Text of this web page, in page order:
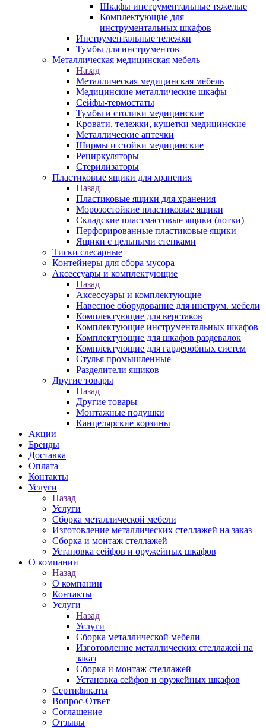
Шкафы инструментальные тяжелые
Комплектующие для
инструментальных шкафов
Инструментальные тележки
Тумбы для инструментов
Металлическая медицинская мебель
Назад
Металлическая медицинская мебель
Медицинские металлические шкафы
Сейфы-термостаты
Тумбы и столики медицинские
Кровати, тележки, кушетки медицинские
Металлические аптечки
Ширмы и стойки медицинские
Рециркуляторы
Стерилизаторы
Пластиковые ящики для хранения
Назад
Пластиковые ящики для хранения
Морозостойкие пластиковые ящики
Складские пластмассовые ящики (лотки)
Перфорированные пластиковые ящики
Ящики с цельными стенками
Тиски слесарные
Контейнеры для сбора мусора
Аксессуары и комплектующие
Назад
Аксессуары и комплектующие
Навесное оборудование для инструм. мебели
Комплектующие для верстаков
Комплектующие инструментальных шкафов
Комплектующие для шкафов раздевалок
Комплектующие для гардеробных систем
Стулья промышленные
Разделители ящиков
Другие товары
Назад
Другие товары
Монтажные подушки
Канцелярские корзины
Акции
Бренды
Доставка
Оплата
Контакты
Услуги
Назад
Услуги
Сборка металлической мебели
Изготовление металлических стеллажей на заказ
Сборка и монтаж стеллажей
Установка сейфов и оружейных шкафов
О компании
Назад
О компании
Контакты
Услуги
Назад
Услуги
Сборка металлической мебели
Изготовление металлических стеллажей на
заказ
Сборка и монтаж стеллажей
Установка сейфов и оружейных шкафов
Сертификаты
Вопрос-Ответ
Соглашение
Отзывы